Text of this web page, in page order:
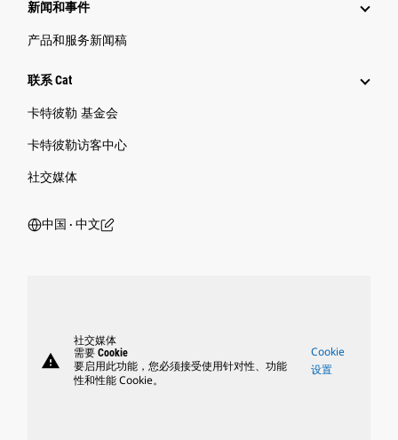
新闻和事件
产品和服务新闻稿
联系 Cat
卡特彼勒 基金会
卡特彼勒访客中心
社交媒体
中国 ‧ 中文
warning
社交媒体
需要 Cookie
要启用此功能，您必须接受使用针对性、功能
性和性能 Cookie。
Cookie
设置